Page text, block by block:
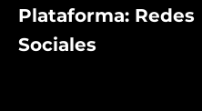
Plataforma: Redes
Sociales